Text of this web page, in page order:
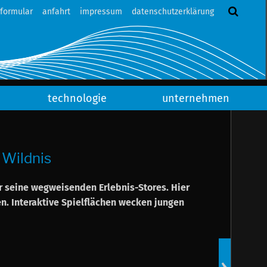
anfahrt impressum datenschutzerklärung
technologie unternehmen
wegweisenden Erlebnis-Stores. Hier
Interaktive Spielflächen wecken jungen